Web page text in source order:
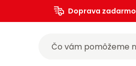
Doprava